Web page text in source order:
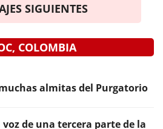
SIGUIENTES
COLOMBIA
almitas del Purgatorio
de una tercera parte de la